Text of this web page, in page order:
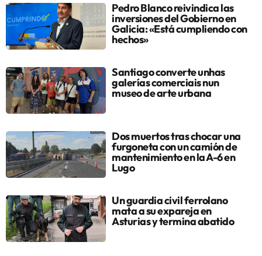
Pedro Blanco reivindica las
inversiones del Gobierno en
Galicia: «Está cumpliendo con
hechos»
Santiago converte unhas
galerías comerciais nun
museo de arte urbana
Dos muertos tras chocar una
furgoneta con un camión de
mantenimiento en la A-6 en
Lugo
Un guardia civil ferrolano
mata a su expareja en
Asturias y termina abatido